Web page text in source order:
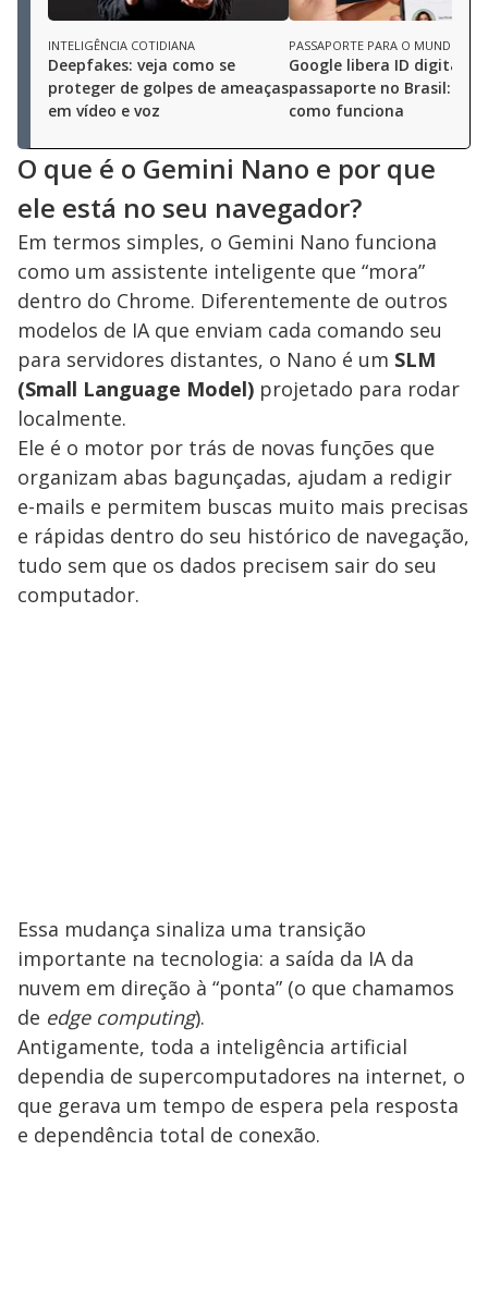
INTELIGÊNCIA COTIDIANA
Deepfakes: veja como se
proteger de golpes de ameaças
em vídeo e voz
PASSAPORTE PARA O MUNDO
Google libera ID digital
passaporte no Brasil:
como funciona
O que é o Gemini Nano e por que
ele está no seu navegador?
Em termos simples, o Gemini Nano funciona
como um assistente inteligente que “mora”
dentro do Chrome. Diferentemente de outros
modelos de IA que enviam cada comando seu
para servidores distantes, o Nano é um SLM
(Small Language Model) projetado para rodar
localmente.
Ele é o motor por trás de novas funções que
organizam abas bagunçadas, ajudam a redigir
e-mails e permitem buscas muito mais precisas
e rápidas dentro do seu histórico de navegação,
tudo sem que os dados precisem sair do seu
computador.
Essa mudança sinaliza uma transição
importante na tecnologia: a saída da IA da
nuvem em direção à “ponta” (o que chamamos
de edge computing).
Antigamente, toda a inteligência artificial
dependia de supercomputadores na internet, o
que gerava um tempo de espera pela resposta
e dependência total de conexão.